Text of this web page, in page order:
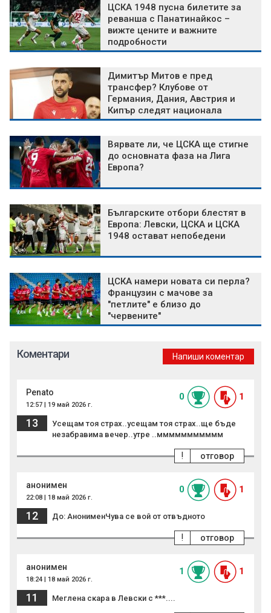
ЦСКА 1948 пусна билетите за
реванша с Панатинайкос –
вижте цените и важните
подробности
Димитър Митов е пред
трансфер? Клубове от
Германия, Дания, Австрия и
Кипър следят национала
Вярвате ли, че ЦСКА ще стигне
до основната фаза на Лига
Европа?
Българските отбори блестят в
Европа: Левски, ЦСКА и ЦСКА
1948 остават непобедени
ЦСКА намери новата си перла?
Французин с мачове за
"петлите" е близо до
"червените"
Коментари Напиши коментар
Penato
12:57 | 19 май 2026 г.
0 1
13
Усещам тоя страх..усещам тоя страх..ще бъде
незабравима вечер..утре ..ммммммммммм
отговор
!
анонимен
22:08 | 18 май 2026 г.
0 1
12 До: АнонименЧува се вой от отвъдното
отговор
!
анонимен
18:24 | 18 май 2026 г.
1 1
11 Меглена скара в Левски с ***....